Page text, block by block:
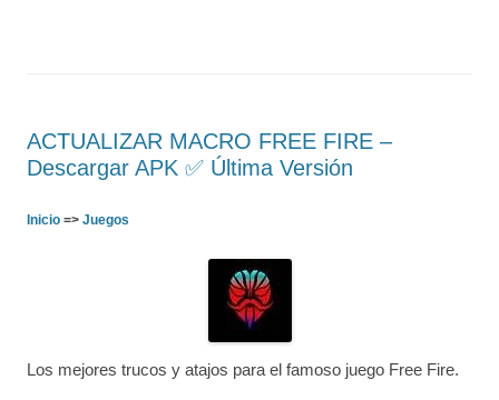
ACTUALIZAR MACRO FREE FIRE –
Descargar APK ✅️ Última Versión
Inicio => Juegos
Los mejores trucos y atajos para el famoso juego Free Fire.